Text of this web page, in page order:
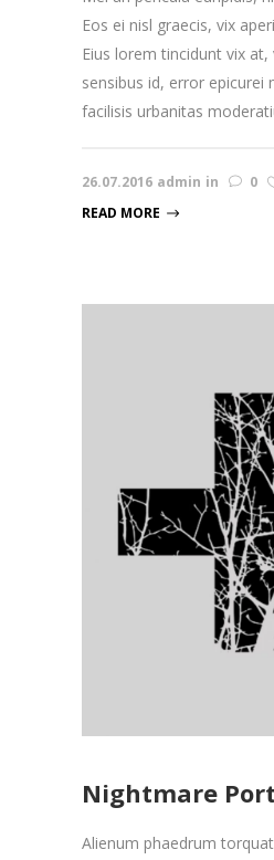
Eos ei nisl graecis, vix
Eius lorem tincidunt vix
sensibus id, error epicurei
facilisis urbanitas
26.07.2016 admin in 0
READ MORE
Nightmare
Alienum phaedrum